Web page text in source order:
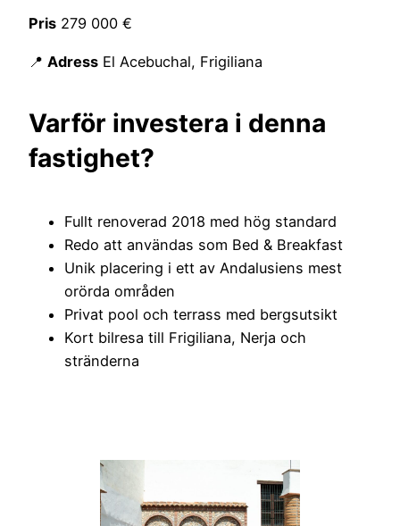
Pris 279 000 €
📍 Adress El Acebuchal, Frigiliana
Varför investera i denna
fastighet?
Fullt renoverad 2018 med hög standard
Redo att användas som Bed & Breakfast
Unik placering i ett av Andalusiens mest
orörda områden
Privat pool och terrass med bergsutsikt
Kort bilresa till Frigiliana, Nerja och
stränderna